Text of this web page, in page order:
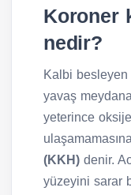
Koroner
nedir?
Kalbi
yavaş
yeterince
ulaşamamasına
(KKH) denir.
yüzeyini sarar